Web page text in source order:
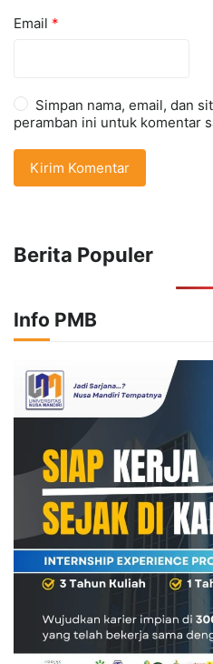
Email *
Simpan nama, email, dan
peramban ini untuk komentar
Berita Populer
Info PMB